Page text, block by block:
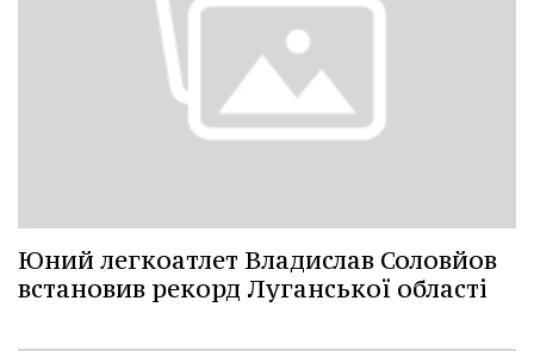
Юний легкоатлет Владислав Соловйов
встановив рекорд Луганської області